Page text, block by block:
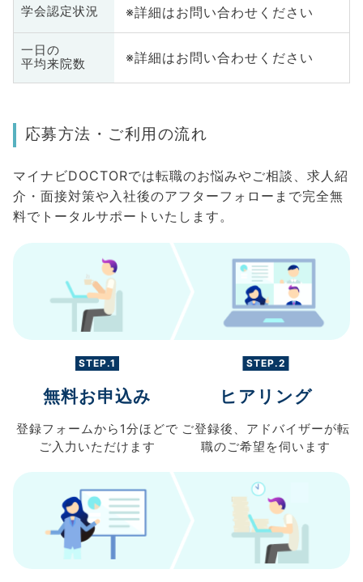
学会認定状況 ※詳細はお問い合わせください
一日の
平均来院数
※詳細はお問い合わせください
応募方法・ご利用の流れ
マイナビDOCTORでは転職のお悩みやご相談、求人紹
介・面接対策や入社後のアフターフォローまで完全無
料でトータルサポートいたします。
STEP.1
無料お申込み
登録フォームから 1分ほどで
ご入力 いただけます
STEP.2
ヒアリング
ご登録後、 アドバイザーが転
職のご希望を伺います